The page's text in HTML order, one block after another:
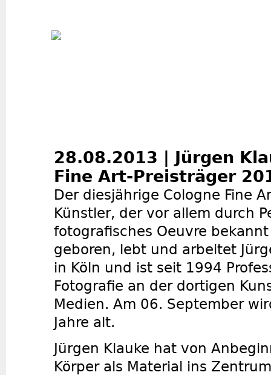
28.08.2013 | Jürgen
Fine Art-Preisträger
Der diesjährige Cologne Fine
Künstler, der vor allem durch
fotografisches Oeuvre
geboren, lebt und arbeitet
in Köln und ist seit 1994
Fotografie an der dortigen
Medien. Am 06. September
Jahre alt.
Jürgen Klauke hat von
Körper als Material ins